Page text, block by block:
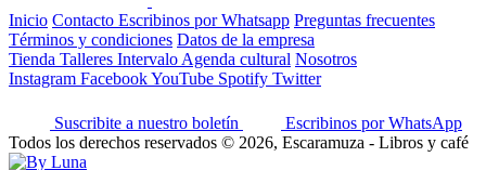
Inicio Contacto Escribinos por Whatsapp Preguntas frecuentes
Términos y condiciones Datos de la empresa
Tienda Talleres Intervalo Agenda cultural Nosotros
Instagram FacebookYouTube Spotify Twitter
Suscribite a nuestro boletín
Escribinos por WhatsApp
Todos los derechos reservados © 2026, Escaramuza - Libros y café